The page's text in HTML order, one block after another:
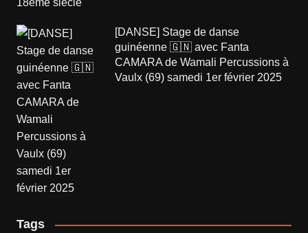
[DANSE] Stage de danse
guinéenne 🇬🇳 avec Fanta
CAMARA de Wamali Percussions à
Vaulx (69) samedi 1er février 2025
Tags